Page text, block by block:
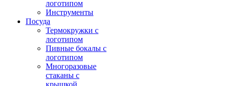
логотипом
Инструменты
Посуда
Термокружки с
логотипом
Пивные бокалы с
логотипом
Многоразовые
стаканы с
крышкой